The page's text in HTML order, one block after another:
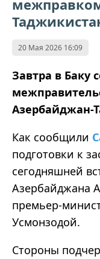
20 Мая 2026 16:09
Завтра в Баку
Азербайджан-
Как сообщили
подготовки к
сегодняшней
Азербайджана
премьер-
Усмонзодой.
Стороны